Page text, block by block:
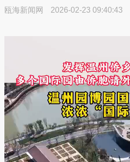
瓯海新闻网 2026-02-23 09:40:43